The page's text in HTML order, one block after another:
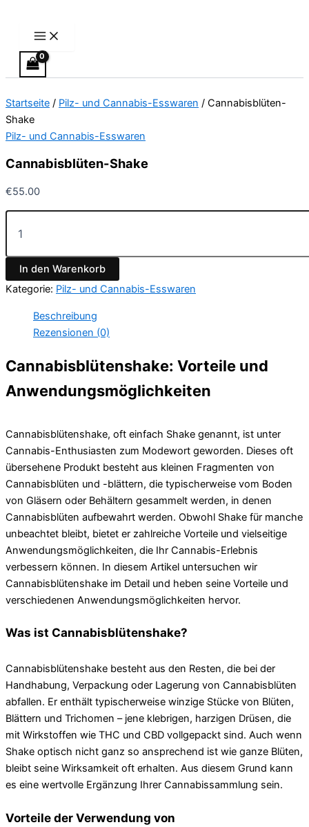
springen
Startseite / Pilz- und Cannabis-Esswaren / Cannabisblüten-
Shake
Pilz- und Cannabis-Esswaren
Cannabisblüten-Shake
€55.00
Menge
In den Warenkorb
Kategorie: Pilz- und Cannabis-Esswaren
Beschreibung
Rezensionen (0)
Cannabisblütenshake: Vorteile und
Anwendungsmöglichkeiten
Cannabisblütenshake, oft einfach Shake genannt, ist unter
Cannabis-Enthusiasten zum Modewort geworden. Dieses oft
übersehene Produkt besteht aus kleinen Fragmenten von
Cannabisblüten und -blättern, die typischerweise vom Boden
von Gläsern oder Behältern gesammelt werden, in denen
Cannabisblüten aufbewahrt werden. Obwohl Shake für manche
unbeachtet bleibt, bietet er zahlreiche Vorteile und vielseitige
Anwendungsmöglichkeiten, die Ihr Cannabis-Erlebnis
verbessern können. In diesem Artikel untersuchen wir
Cannabisblütenshake im Detail und heben seine Vorteile und
verschiedenen Anwendungsmöglichkeiten hervor.
Was ist Cannabisblütenshake?
Cannabisblütenshake besteht aus den Resten, die bei der
Handhabung, Verpackung oder Lagerung von Cannabisblüten
abfallen. Er enthält typischerweise winzige Stücke von Blüten,
Blättern und Trichomen – jene klebrigen, harzigen Drüsen, die
mit Wirkstoffen wie THC und CBD vollgepackt sind. Auch wenn
Shake optisch nicht ganz so ansprechend ist wie ganze Blüten,
bleibt seine Wirksamkeit oft erhalten. Aus diesem Grund kann
es eine wertvolle Ergänzung Ihrer Cannabissammlung sein.
Vorteile der Verwendung von